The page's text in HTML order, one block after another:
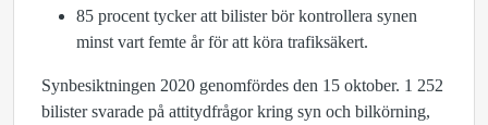
85 procent tycker att bilister bör kontrollera synen
minst vart femte år för att köra trafiksäkert.
Synbesiktningen 2020 genomfördes den 15 oktober. 1 252
bilister svarade på attitydfrågor kring syn och bilkörning,